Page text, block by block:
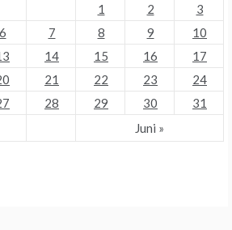
1
2
3
6 7 8 9
10
14 15 16
17
21 22 23
24
28 29 30
31
Juni »